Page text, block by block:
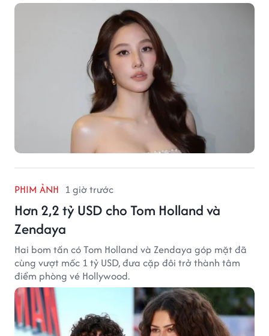
PHIM ẢNH 1 giờ trước
Hơn 2,2 tỷ USD cho Tom Holland và
Zendaya
Hai bom tấn có Tom Holland và Zendaya góp mặt đã
cùng vượt mốc 1 tỷ USD, đưa cặp đôi trở thành tâm
điểm phòng vé Hollywood.